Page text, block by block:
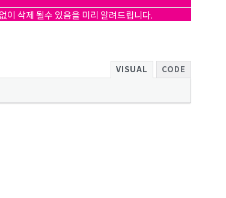
이 삭제 될수 있음을 미리 알려드립니다.
VISUAL CODE